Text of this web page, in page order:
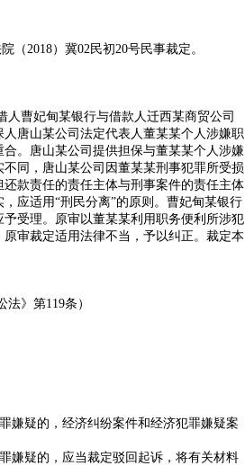
（2018）冀02民初20号民事裁定。
曹妃甸某银行与借款人迁西某商贸公司
唐山某公司法定代表人董某某个人涉嫌职
。唐山某公司提供担保与董某某个人涉嫌
同，唐山某公司因董某某刑事犯罪所受损
款责任的责任主体与刑事案件的责任主体
应适用“刑民分离”的原则。曹妃甸某银行
受理。原审以董某某利用职务便利所涉犯
审裁定适用法律不当，予以纠正。裁定本
》第119条）
嫌疑的，经济纠纷案件和经济犯罪嫌疑案
嫌疑的，应当裁定驳回起诉，将有关材料